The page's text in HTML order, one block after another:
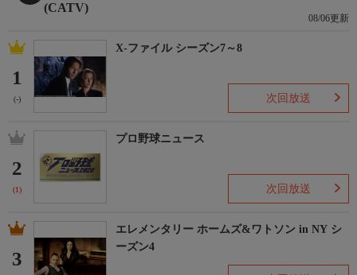
(CATV)
08/06更新
1
(-)
X-ファイル シーズン7～8
次回放送
2
(1)
プロ野球ニュース
次回放送
3
エレメンタリー ホームズ&ワトソン in NY シ
ーズン4